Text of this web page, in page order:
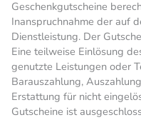
Geschenkgutscheine
Inanspruchnahme der auf
Dienstleistung. Der
Eine teilweise Einlösung
genutzte Leistungen oder
Barauszahlung,
Erstattung für nicht
Gutscheine ist